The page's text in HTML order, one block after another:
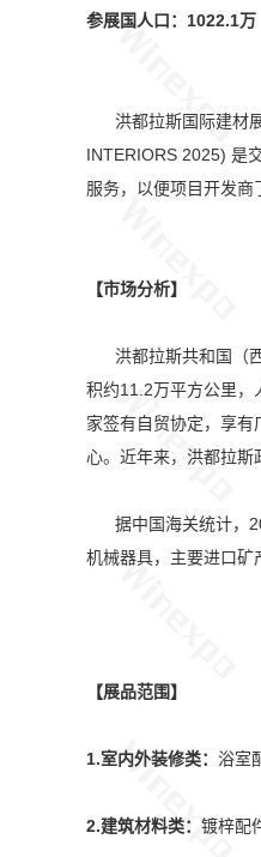
参展国人口：1022.1万
洪都拉斯国际建材展
INTERIORS 2025) 是
服务，以便项目开发商
【市场分析】
洪都拉斯共和国（西
积约11.2万平方公里，
家签有自贸协定，享
心。近年来，洪都拉斯
据中国海关统计，
机械器具，主要进口矿
【展品范围】
1.室内外装修类： 浴室
2.建筑材料类： 镀梓配